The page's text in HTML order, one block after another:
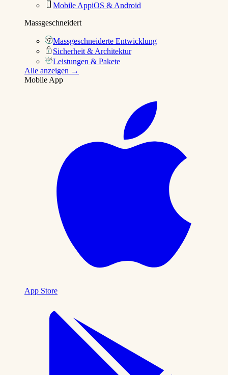
Mobile AppiOS & Android
Massgeschneidert
Massgeschneiderte Entwicklung
Sicherheit & Architektur
Leistungen & Pakete
Alle anzeigen →
Mobile App
App Store